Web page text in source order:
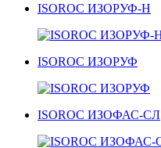
ISOROC ИЗОРУФ-Н
ISOROC ИЗОРУФ
ISOROC ИЗОФАС-СЛ